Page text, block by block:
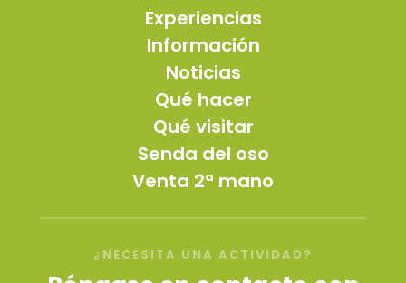
Experiencias
Información
Noticias
Qué hacer
Qué visitar
Senda del oso
Venta 2ª mano
¿NECESITA UNA ACTIVIDAD?